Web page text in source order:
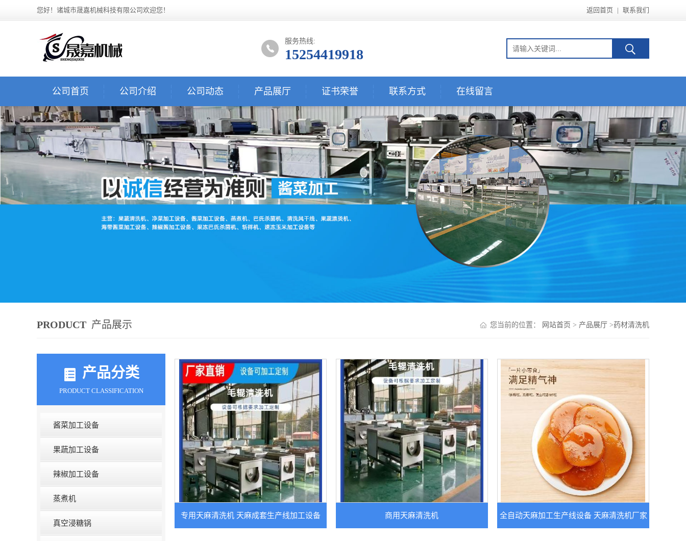
您好！诸城市晟嘉机械科技有限公司欢迎您！ 返回首页 | 联系我们
服务热线:
15254419918
公司首页 公司介绍 公司动态 产品展厅 证书荣誉 联系方式 在线留言
PRODUCT 产品展示 您当前的位置： 网站首页 > 产品展厅 >药材清洗机
产品分类
PRODUCT CLASSIFICATION
酱菜加工设备
果蔬加工设备
辣椒加工设备
蒸煮机
真空浸糖锅
专用天麻清洗机 天麻成套生产线加工设备 商用天麻清洗机 全自动天麻加工生产线设备 天麻清洗机厂家